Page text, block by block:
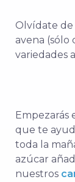
Olvídate de
avena (sólo
variedades
Empezarás
que te
toda la
azúcar
nuestros